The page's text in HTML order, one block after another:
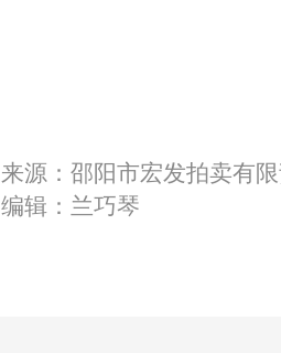
来源：邵阳市宏发拍卖有
编辑：兰巧琴